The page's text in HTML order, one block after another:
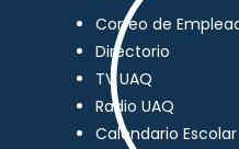
Correo de
Directorio
TV UAQ
Radio UAQ
Calendario Escolar